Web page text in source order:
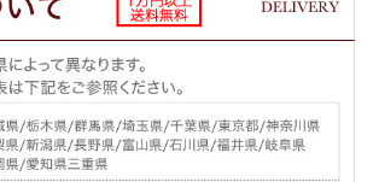
字はいくつかの変遷を経て、 弘法大師・空海が真言密教の
字を「ほとけをあらわす文字」として貴び、教養の中でも重
らわしたものを「曼荼羅」と言い、 金剛界と胎蔵界を基本
弥陀曼荼羅、光明曼荼羅など様々な曼荼羅がございます。
行するさいの本尊として用いられることが多い為、 あまり
るところでは、卒塔婆や交通安全の御守りなどで見る事が出
ンの一部としても扱われる事が多くなり、 より身近な存在